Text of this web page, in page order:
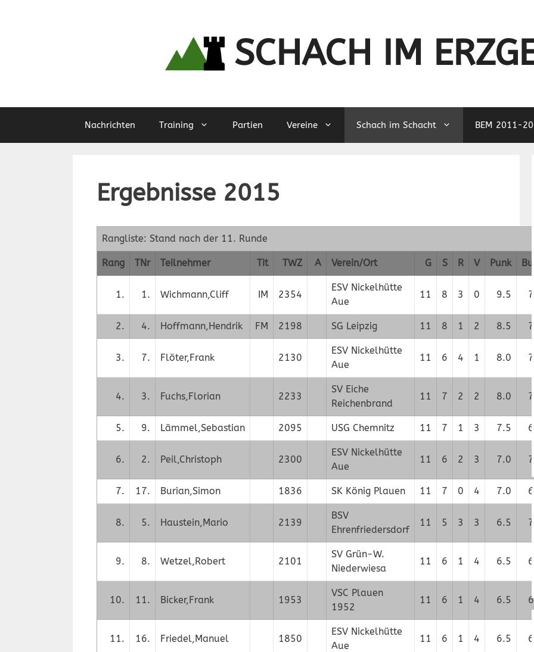
SCHACH IM
Nachrichten Training Partien Vereine Schach im Schacht BEM 2011-
Ergebnisse 2015
Rangliste: Stand nach der 11. Runde
Rang TNr Teilnehmer Tit TWZ A Verein/Ort G S R V Punk
1. 1. Wichmann,Cliff IM 2354
ESV Nickelhütte
Aue
11 8 3 0 9.5
2. 4. Hoffmann,Hendrik FM 2198 SG Leipzig 11 8 1 2 8.5
3. 7. Flöter,Frank 2130
ESV Nickelhütte
Aue
11 6 4 1 8.0
4. 3. Fuchs,Florian 2233
SV Eiche
Reichenbrand
11 7 2 2 8.0
5. 9. Lämmel,Sebastian 2095 USG Chemnitz 11 7 1 3 7.5
6. 2. Peil,Christoph 2300
ESV Nickelhütte
Aue
11 6 2 3 7.0
7. 17. Burian,Simon 1836 SK König Plauen 11 7 0 4 7.0
8. 5. Haustein,Mario 2139
BSV
Ehrenfriedersdorf
11 5 3 3 6.5
9. 8. Wetzel,Robert 2101
SV Grün-W.
Niederwiesa
11 6 1 4 6.5
10. 11. Bicker,Frank 1953
VSC Plauen
1952
11 6 1 4 6.5
11. 16. Friedel,Manuel 1850
ESV Nickelhütte
Aue
11 6 1 4 6.5